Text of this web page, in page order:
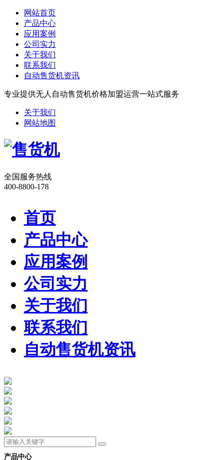
网站首页
产品中心
应用案例
公司实力
关于我们
联系我们
自动售货机资讯
专业提供无人自动售货机价格加盟运营一站式服务
关于我们
网站地图
全国服务热线
400-8800-178
首页
产品中心
应用案例
公司实力
关于我们
联系我们
自动售货机资讯
产品中心